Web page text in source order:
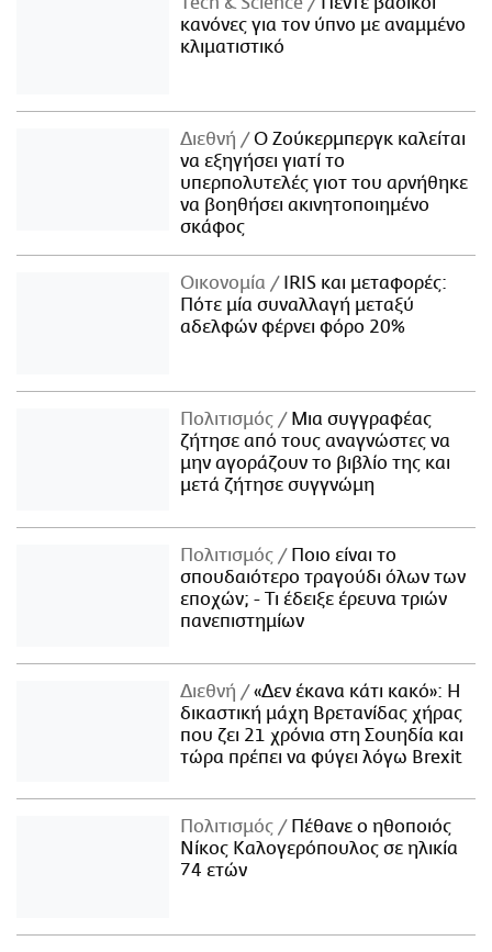
κανόνες για τον ύπνο με αναμμένο
κλιματιστικό
Διεθνή
Ο Ζούκερμπεργκ καλείται
να εξηγήσει γιατί το
υπερπολυτελές γιοτ του αρνήθηκε
να βοηθήσει ακινητοποιημένο
σκάφος
Οικονομία
IRIS και μεταφορές:
Πότε μία συναλλαγή μεταξύ
αδελφών φέρνει φόρο 20%
Πολιτισμός
Μια συγγραφέας
ζήτησε από τους αναγνώστες να
μην αγοράζουν το βιβλίο της και
μετά ζήτησε συγγνώμη
Πολιτισμός
Ποιο είναι το
σπουδαιότερο τραγούδι όλων των
εποχών; - Τι έδειξε έρευνα τριών
πανεπιστημίων
Διεθνή
«Δεν έκανα κάτι κακό»: Η
δικαστική μάχη Βρετανίδας χήρας
που ζει 21 χρόνια στη Σουηδία και
τώρα πρέπει να φύγει λόγω Brexit
Πολιτισμός
Πέθανε ο ηθοποιός
Νίκος Καλογερόπουλος σε ηλικία
74 ετών